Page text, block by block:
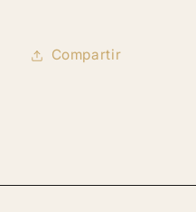
Compartir